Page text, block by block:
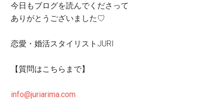
今日もブログを読んでくださって
ありがとうございました♡
恋愛・婚活スタイリストJURI
【質問はこちらまで】
info@juriarima.com